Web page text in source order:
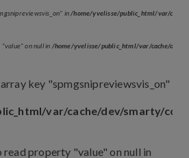
in/home/yvelisse/public_html/var/
on null in /home/yvelisse/public_html/var/cache/dev/
key "spmgsnipreviewsvis_on"
var/cache/dev/smarty/
property "value" on null in